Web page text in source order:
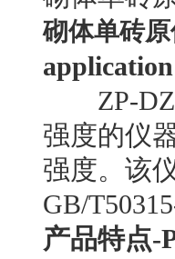
砌体单砖
application
ZP-
强度的仪
强度。该
GB/
产品特点-